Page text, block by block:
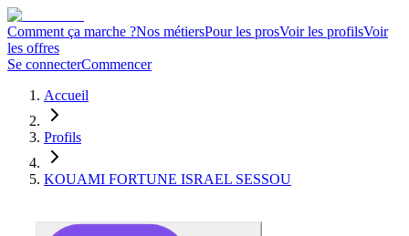
Comment ça marche ?Nos métiersPour les prosVoir les profilsVoir
les offres
Se connecterCommencer
Accueil
Profils
KOUAMI FORTUNE ISRAEL SESSOU